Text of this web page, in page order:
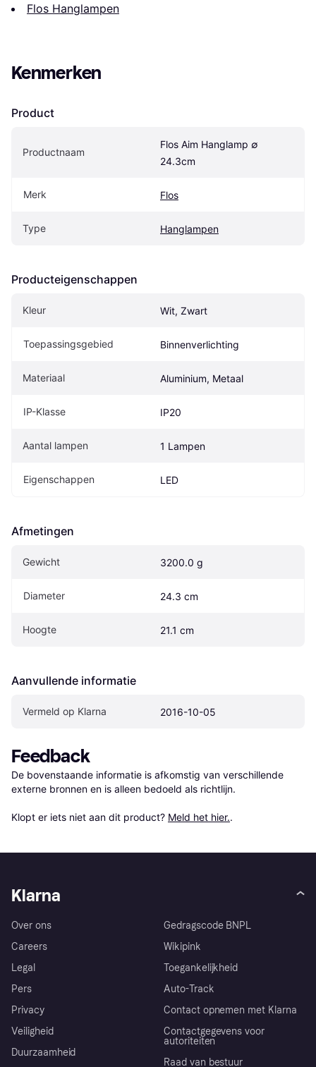
Flos Hanglampen
Kenmerken
Product
Productnaam
Flos Aim Hanglamp ∅
24.3cm
Merk Flos
Type Hanglampen
Producteigenschappen
Kleur Wit, Zwart
Toepassingsgebied Binnenverlichting
Materiaal Aluminium, Metaal
IP-Klasse IP20
Aantal lampen 1 Lampen
Eigenschappen LED
Afmetingen
Gewicht 3200.0 g
Diameter 24.3 cm
Hoogte 21.1 cm
Aanvullende informatie
Vermeld op Klarna 2016-10-05
Feedback
De bovenstaande informatie is afkomstig van verschillende
externe bronnen en is alleen bedoeld als richtlijn.
Klopt er iets niet aan dit product? Meld het hier..
Klarna
Over ons
Careers
Legal
Pers
Privacy
Veiligheid
Duurzaamheid
Gedragscode BNPL
Wikipink
Toegankelijkheid
Auto-Track
Contact opnemen met Klarna
Contactgegevens voor
autoriteiten
Raad van bestuur